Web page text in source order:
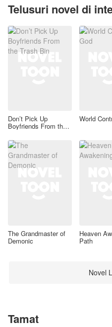
Telusuri novel di
Don’t Pick Up
Boyfriends From the
World
The Grandmaster of
Demonic
Heaven
Path
Novel
Tamat